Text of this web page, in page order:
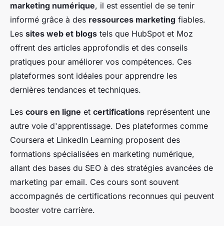
marketing numérique, il est essentiel de se tenir
informé grâce à des ressources marketing fiables.
Les sites web et blogs tels que HubSpot et Moz
offrent des articles approfondis et des conseils
pratiques pour améliorer vos compétences. Ces
plateformes sont idéales pour apprendre les
dernières tendances et techniques.
Les cours en ligne et certifications représentent une
autre voie d'apprentissage. Des plateformes comme
Coursera et LinkedIn Learning proposent des
formations spécialisées en marketing numérique,
allant des bases du SEO à des stratégies avancées de
marketing par email. Ces cours sont souvent
accompagnés de certifications reconnues qui peuvent
booster votre carrière.